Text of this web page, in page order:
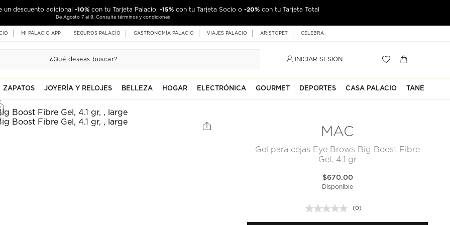
un descuento adicional -10% con tu Tarjeta Palacio, -15% con tu Tarjeta Socio o -20% con tu Tarjeta Total
De Agosto 7 al 9. Consulta términos y condiciones
MI PALACIO APP SEGUROS PALACIO GASTRONOMÍA PALACIO VIAJES PALACIO ARISTOPET CELEBRA
INICIAR SESIÓN
ZAPATOS JOYERÍA Y RELOJES BELLEZA HOGAR ELECTRÓNICA GOURMET DEPORTES CASA PALACIO TANE
MAC
Gel para cejas Eye Brows Big Boost Fibre
Gel, 4.1 gr
$670.00
Disponible
Sin
puntuación.
(0)